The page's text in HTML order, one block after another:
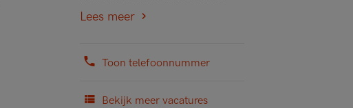
Lees meer
Toon telefoonnummer
Bekijk meer vacatures